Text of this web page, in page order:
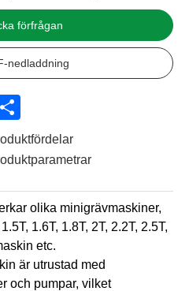
förfrågan
nedladdning
olika minigrävmaskiner,
1.6T, 1.8T, 2T, 2.2T, 2.5T,
etc.
är utrustad med
och pumpar, vilket